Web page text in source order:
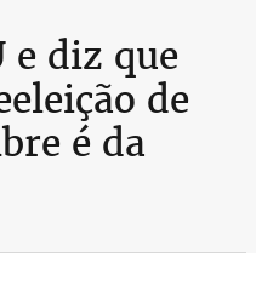
e diz que
de
é da